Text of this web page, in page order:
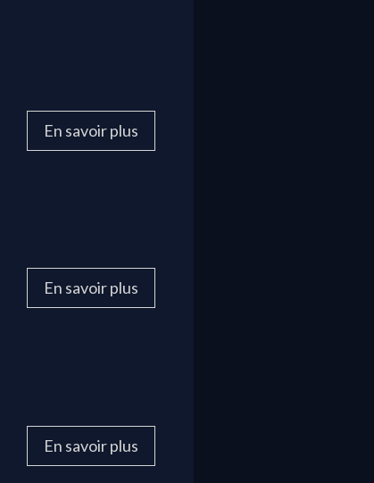
En savoir plus
En savoir plus
En savoir plus